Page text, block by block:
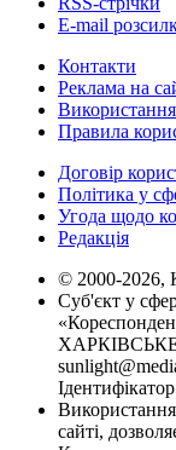
E-mail
Контакти
Реклама на
Використання
Правила
Договір
Політика у
Угода щодо
Редакція
© 2000-2026,
Суб'єкт у
ХАРКІВСЬКЕ
Використання
сайті,